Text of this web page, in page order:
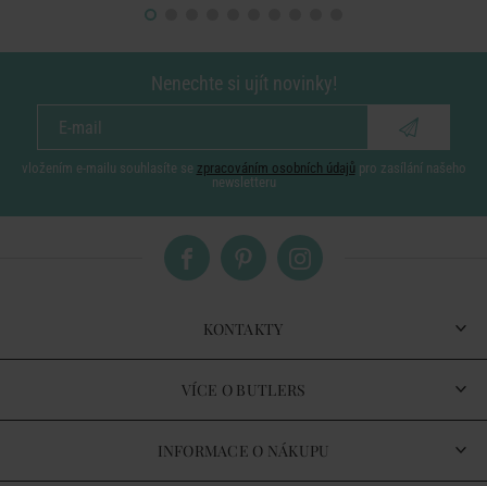
Nenechte si ujít novinky!
vložením e-mailu souhlasíte se zpracováním osobních údajů pro zasílání našeho
newsletteru
KONTAKTY
VÍCE O BUTLERS
INFORMACE O NÁKUPU